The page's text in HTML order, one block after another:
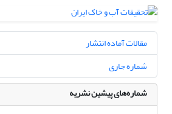
مقالات آماده انتشار
شماره جاری
شماره‌های پیشین نشریه